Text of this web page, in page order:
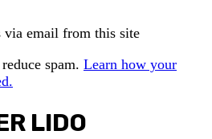
via email from this site
spam. Learn how your
LIDO